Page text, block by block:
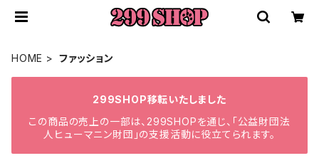
HOME ファッション
299SHOP移転いたしました
この商品の売上の一部は、299SHOPを通じ、「公益財団法
人ヒューマニン財団」の支援活動に役立てられます。